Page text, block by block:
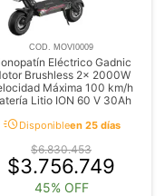
COD. MOVI0009
Eléctrico Gadnic
Brushless 2x 2000W
Máxima 100 km/h
Litio ION 60 V 30Ah
acuteDisponibleen 25 días
$6.830.453
$3.756.749
45% OFF